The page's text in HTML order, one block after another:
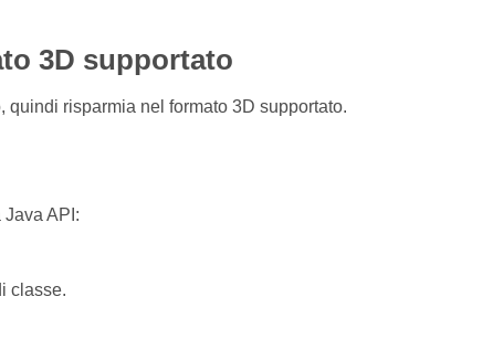
3D supportato
risparmia nel formato 3D supportato.
API:
classe.